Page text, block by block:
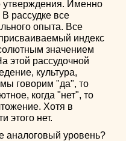
утверждения. Именно
В рассудке все
опыта. Все
индекс
значением
этой рассудочной
культура,
мы говорим "да", то
когда "нет", то
Хотя в
этого нет.
аналоговый уровень?